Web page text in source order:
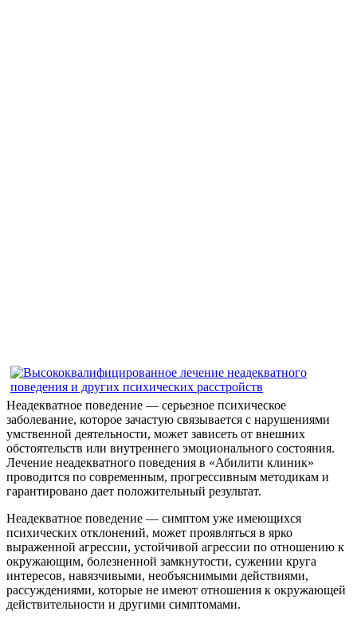
Неадекватное поведение — серьезное психическое
заболевание, которое зачастую связывается с нарушениями
умственной деятельности, может зависеть от внешних
обстоятельств или внутреннего эмоционального состояния.
Лечение неадекватного поведения в «Абилити клиник»
проводится по современным, прогрессивным методикам и
гарантировано дает положительный результат.
Неадекватное поведение — симптом уже имеющихся
психических отклонений, может проявляться в ярко
выраженной агрессии, устойчивой агрессии по отношению к
окружающим, болезненной замкнутости, сужении круга
интересов, навязчивыми, необъяснимыми действиями,
рассуждениями, которые не имеют отношения к окружающей
действительности и другими симптомами.